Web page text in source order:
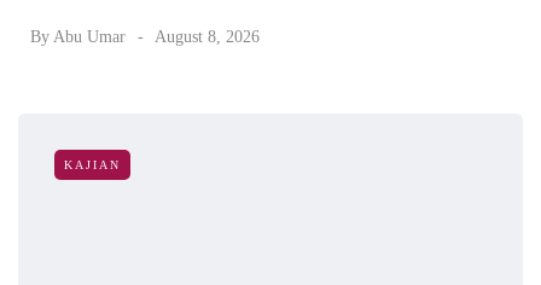
By Abu Umar August 8, 2026
KAJIAN